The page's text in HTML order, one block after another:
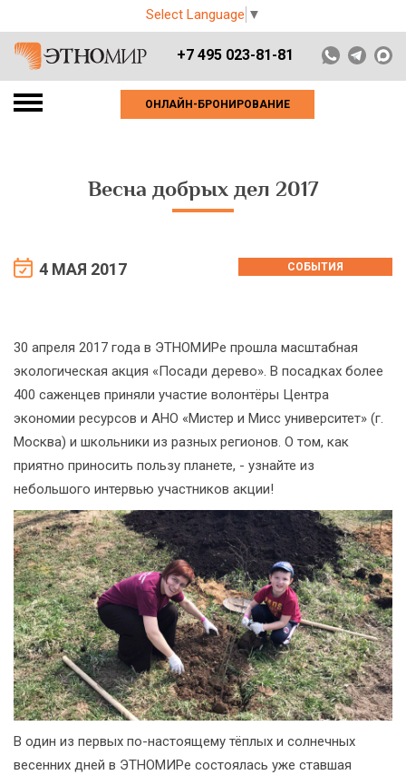
Select Language ▼
+7 495 023-81-81
ОНЛАЙН-БРОНИРОВАНИЕ
Весна добрых дел 2017
4 МАЯ 2017 СОБЫТИЯ
30 апреля 2017 года в ЭТНОМИРе прошла масштабная
экологическая акция «Посади дерево». В посадках более
400 саженцев приняли участие волонтёры Центра
экономии ресурсов и АНО «Мистер и Мисс университет» (г.
Москва) и школьники из разных регионов. О том, как
приятно приносить пользу планете, - узнайте из
небольшого интервью участников акции!
В один из первых по-настоящему тёплых и солнечных
весенних дней в ЭТНОМИРе состоялась уже ставшая